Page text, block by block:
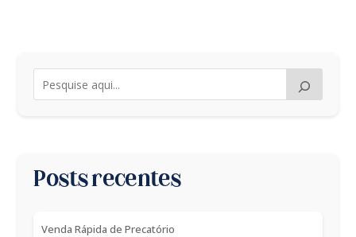
Posts recentes
Venda Rápida de Precatório